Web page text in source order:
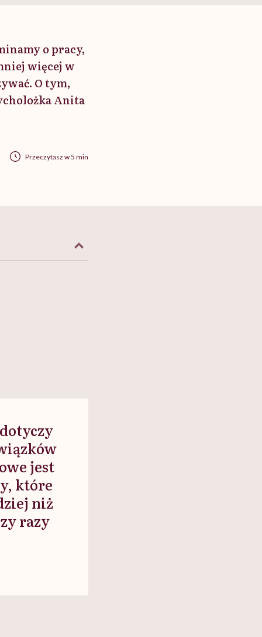
o pracy,
więcej w
O tym,
Anita
Przeczytasz w 5 min
jest
które
niż
razy